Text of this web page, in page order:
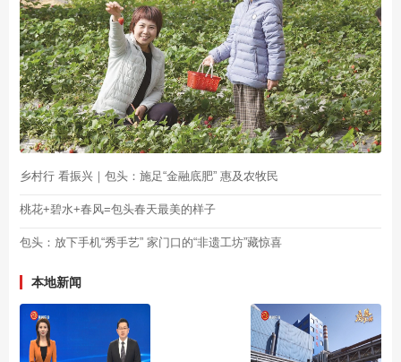
乡村行 看振兴｜包头：施足“金融底肥” 惠及农牧民
桃花+碧水+春风=包头春天最美的样子
包头：放下手机“秀手艺” 家门口的“非遗工坊”藏惊喜
本地新闻